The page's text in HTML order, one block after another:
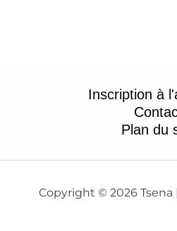
Inscription à
Plan du
Copyright © 2026 Tsena